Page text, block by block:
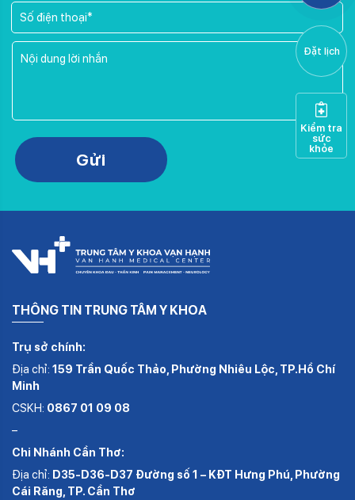
THÔNG TIN TRUNG TÂM Y KHOA
Trụ sở chính:
Địa chỉ: 159 Trần Quốc Thảo, Phường Nhiêu Lộc, TP.Hồ Chí
Minh
CSKH: 0867 01 09 08
–
Chi Nhánh Cần Thơ:
Địa chỉ: D35-D36-D37 Đường số 1 – KĐT Hưng Phú, Phường
Cái Răng, TP. Cần Thơ
Please leave this field empty.
Gửi
Đặt lịch
Kiểm tra
sức
khỏe